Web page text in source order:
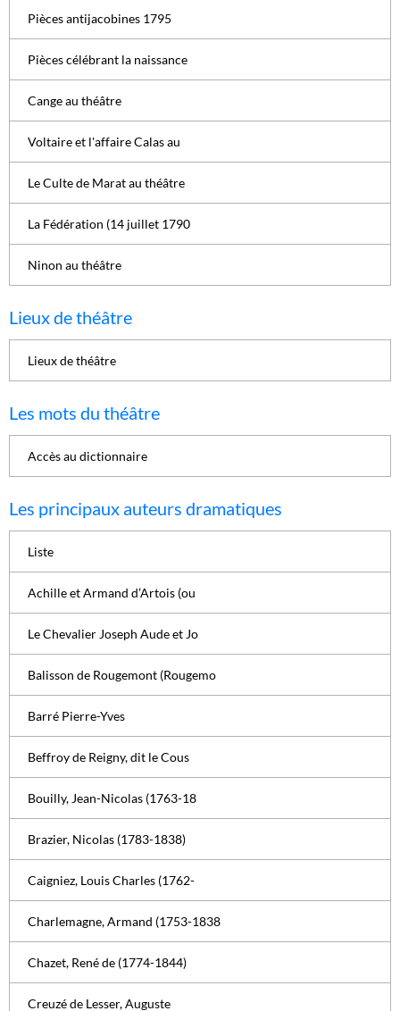
Pièces antijacobines 1795
Pièces célébrant la naissance
Cange au théâtre
Voltaire et l'affaire Calas au
Le Culte de Marat au théâtre
La Fédération (14 juillet 1790
Ninon au théâtre
Lieux de théâtre
Lieux de théâtre
Les mots du théâtre
Accès au dictionnaire
Les principaux auteurs dramatiques
Liste
Achille et Armand d’Artois (ou
Le Chevalier Joseph Aude et Jo
Balisson de Rougemont (Rougemo
Barré Pierre-Yves
Beffroy de Reigny, dit le Cous
Bouilly, Jean-Nicolas (1763-18
Brazier, Nicolas (1783-1838)
Caigniez, Louis Charles (1762-
Charlemagne, Armand (1753-1838
Chazet, René de (1774-1844)
Creuzé de Lesser, Auguste